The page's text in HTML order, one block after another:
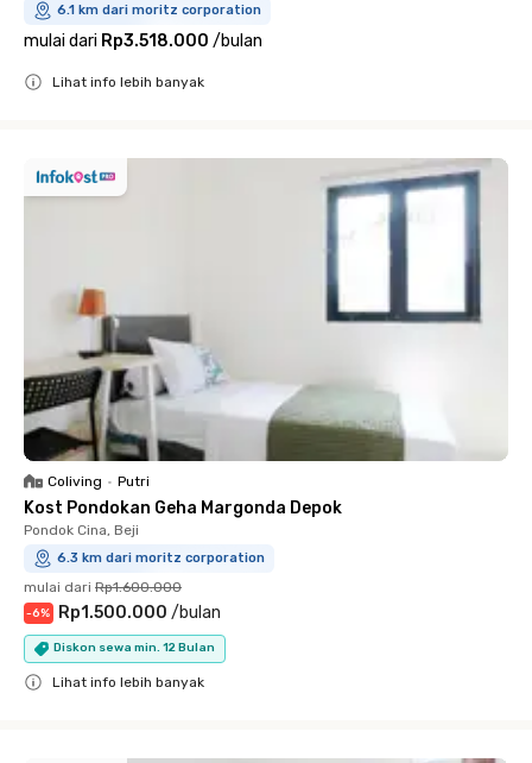
6.1 km dari moritz corporation
mulai dari Rp3.518.000 /bulan
Lihat info lebih banyak
Coliving • Putri
Kost Pondokan Geha Margonda Depok
Pondok Cina, Beji
6.3 km dari moritz corporation
mulai dari Rp1.600.000
-6% Rp1.500.000 /bulan
Diskon sewa min. 12 Bulan
Lihat info lebih banyak